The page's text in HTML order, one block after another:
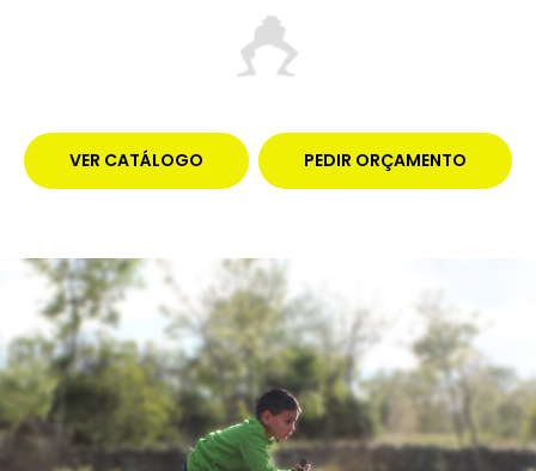
VER CATÁLOGO PEDIR ORÇAMENTO